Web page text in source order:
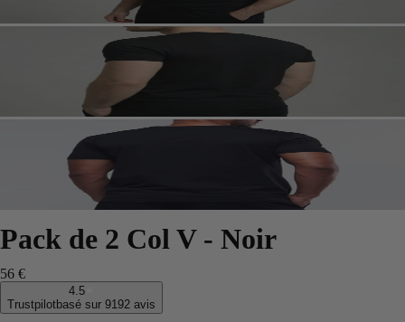
Pack de 2 Col V - Noir
56 €
4.5
Trustpilotbasé sur 9192 avis